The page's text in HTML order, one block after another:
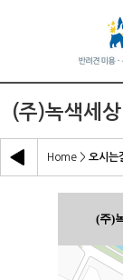
(주)녹색세상
Home > 오시는